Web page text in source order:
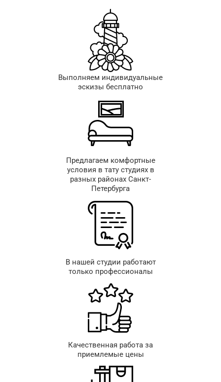
Выполняем индивидуальные
эскизы бесплатно
Предлагаем комфортные
условия в тату студиях в
разных районах Санкт-
Петербурга
В нашей студии работают
только профессионалы
Качественная работа за
приемлемые цены